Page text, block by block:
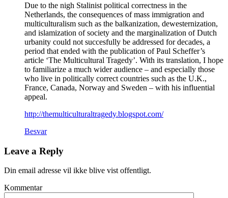
Due to the nigh Stalinist political correctness in the
Netherlands, the consequences of mass immigration and
multiculturalism such as the balkanization, dewesternization,
and islamization of society and the marginalization of Dutch
urbanity could not succesfully be addressed for decades, a
period that ended with the publication of Paul Scheffer’s
article ‘The Multicultural Tragedy’. With its translation, I hope
to familiarize a much wider audience – and especially those
who live in politically correct countries such as the U.K.,
France, Canada, Norway and Sweden – with his influential
appeal.
http://themulticulturaltragedy.blogspot.com/
Besvar
Leave a Reply
Din email adresse vil ikke blive vist offentligt.
Kommentar